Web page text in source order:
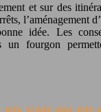
et sur des
l’aménagement
idée. Les
un fourgon